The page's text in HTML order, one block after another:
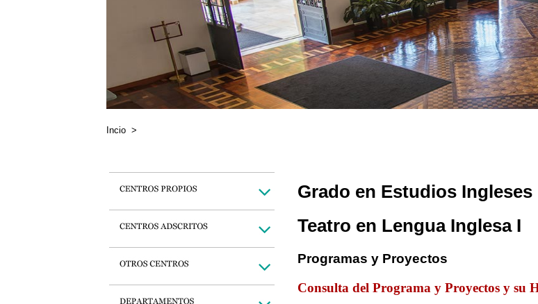
Incio >
Grado en Estudios Ingleses
Teatro en Lengua Inglesa I
Programas y Proyectos
Consulta del Programa y Proyectos y su